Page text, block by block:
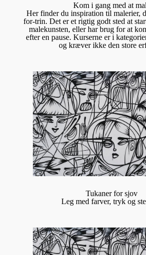
Kom i gang med at
Her finder du inspiration til malerier,
for-trin. Det er et rigtig godt sted at
malekunsten, eller har brug for at
efter en pause. Kurserne er i
og kræver ikke den store
Tukaner for sjov
Leg med farver, tryk og